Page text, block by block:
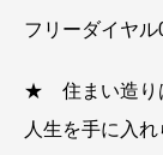
フリーダイヤ
★ 住まい造り
人生を手に入